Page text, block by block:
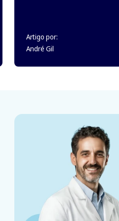
Artigo por:
André Gil